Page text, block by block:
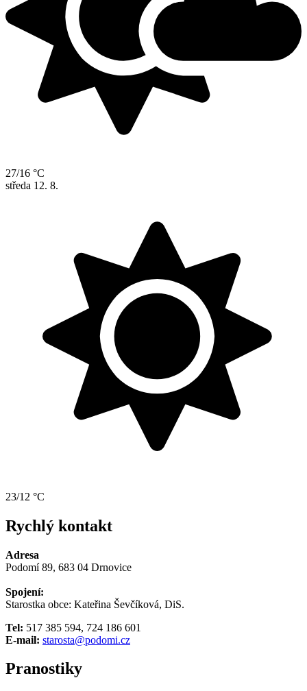
27/16 °C
středa 12. 8.
23/12 °C
Rychlý kontakt
Adresa
Podomí 89, 683 04 Drnovice
Spojení:
Starostka obce: Kateřina Ševčíková, DiS.
Tel: 517 385 594, 724 186 601
E-mail: starosta@podomi.cz
Pranostiky